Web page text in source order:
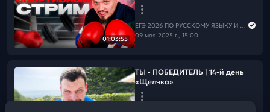
01:03:55
ЕГЭ 2026 ПО РУССКОМУ ЯЗЫКУ И МАТЕМАТИКЕ
09 мая 2025 г., 15:00
ТЫ - ПОБЕДИТЕЛЬ | 14-й день
«Щелчка»